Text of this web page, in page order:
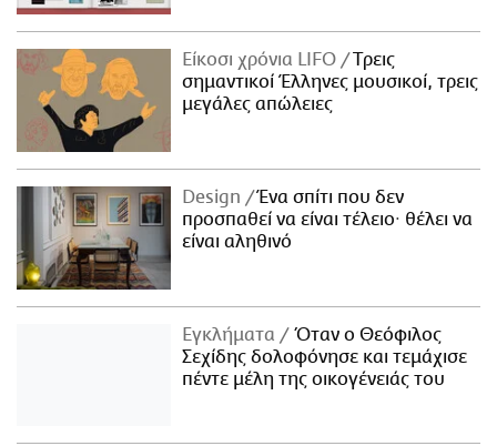
Είκοσι χρόνια LIFO
Tρεις
σημαντικοί Έλληνες μουσικοί, τρεις
μεγάλες απώλειες
Design
Ένα σπίτι που δεν
προσπαθεί να είναι τέλειο· θέλει να
είναι αληθινό
Εγκλήματα
Όταν ο Θεόφιλος
Σεχίδης δολοφόνησε και τεμάχισε
πέντε μέλη της οικογένειάς του